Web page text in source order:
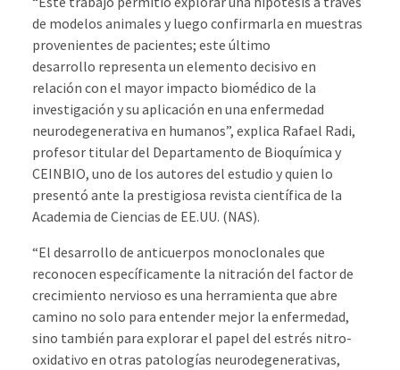
de modelos animales y luego confirmarla en muestras
provenientes de pacientes; este último
desarrollo representa un elemento decisivo en
relación con el mayor impacto biomédico de la
investigación y su aplicación en una enfermedad
neurodegenerativa en humanos”, explica Rafael Radi,
profesor titular del Departamento de Bioquímica y
CEINBIO, uno de los autores del estudio y quien lo
presentó ante la prestigiosa revista científica de la
Academia de Ciencias de EE.UU. (NAS).
“El desarrollo de anticuerpos monoclonales que
reconocen específicamente la nitración del factor de
crecimiento nervioso es una herramienta que abre
camino no solo para entender mejor la enfermedad,
sino también para explorar el papel del estrés nitro-
oxidativo en otras patologías neurodegenerativas,